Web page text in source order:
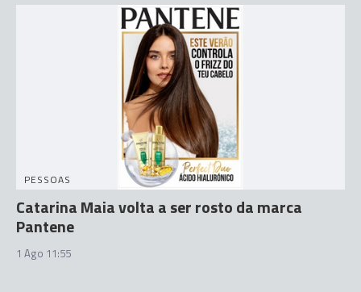
PESSOAS
Catarina Maia volta a ser rosto da marca
Pantene
1 Ago 11:55